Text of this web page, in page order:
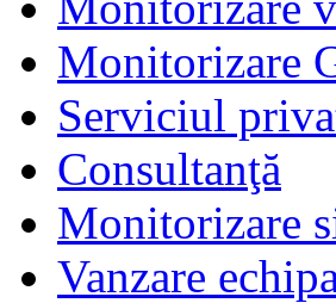
Monitorizare
Serviciul
Consultanţă
Monitorizare
Vanzare